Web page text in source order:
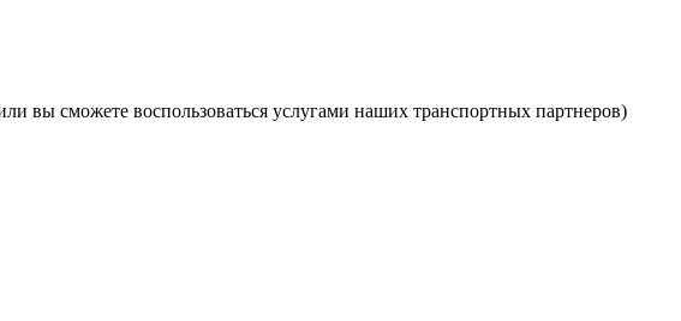
вы сможете воспользоваться услугами наших транспортных партнеров)